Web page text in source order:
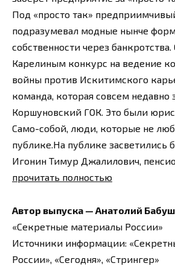
Под «просто так»
подразумевал модные нынче
собственности через
Карелиным конкурс на ведение
войны против Искитимского
команда, которая совсем недавно
Коршуновский ГОК. Это были
Само-собой, люди, которые не
публике.На публике засветились
Игонин Тимур Джалилович,
прочитать полностью
Автор выпуска — Анатолий
«Секретные материалы России»
Источники информации:
России», «Сегодня», «Стрингер»